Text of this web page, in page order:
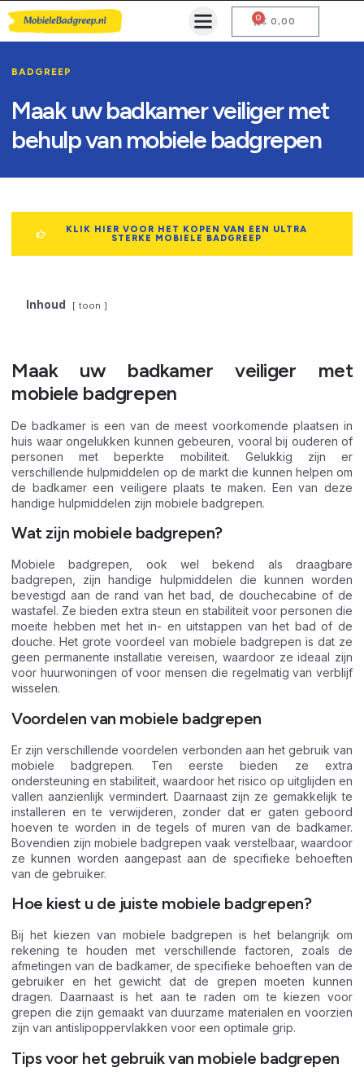
€ 0,00
0
BADGREEP
Maak uw badkamer veiliger met
behulp van mobiele badgrepen
KLIK HIER VOOR HET KOPEN VAN EEN ULTRA
STERKE MOBIELE BADGREEP
Inhoud toon
Maak uw badkamer veiliger met
mobiele badgrepen
De badkamer is een van de meest voorkomende plaatsen in
huis waar ongelukken kunnen gebeuren, vooral bij ouderen of
personen met beperkte mobiliteit. Gelukkig zijn er
verschillende hulpmiddelen op de markt die kunnen helpen om
de badkamer een veiligere plaats te maken. Een van deze
handige hulpmiddelen zijn mobiele badgrepen.
Wat zijn mobiele badgrepen?
Mobiele badgrepen, ook wel bekend als draagbare
badgrepen, zijn handige hulpmiddelen die kunnen worden
bevestigd aan de rand van het bad, de douchecabine of de
wastafel. Ze bieden extra steun en stabiliteit voor personen die
moeite hebben met het in- en uitstappen van het bad of de
douche. Het grote voordeel van mobiele badgrepen is dat ze
geen permanente installatie vereisen, waardoor ze ideaal zijn
voor huurwoningen of voor mensen die regelmatig van verblijf
wisselen.
Voordelen van mobiele badgrepen
Er zijn verschillende voordelen verbonden aan het gebruik van
mobiele badgrepen. Ten eerste bieden ze extra
ondersteuning en stabiliteit, waardoor het risico op uitglijden en
vallen aanzienlijk vermindert. Daarnaast zijn ze gemakkelijk te
installeren en te verwijderen, zonder dat er gaten geboord
hoeven te worden in de tegels of muren van de badkamer.
Bovendien zijn mobiele badgrepen vaak verstelbaar, waardoor
ze kunnen worden aangepast aan de specifieke behoeften
van de gebruiker.
Hoe kiest u de juiste mobiele badgrepen?
Bij het kiezen van mobiele badgrepen is het belangrijk om
rekening te houden met verschillende factoren, zoals de
afmetingen van de badkamer, de specifieke behoeften van de
gebruiker en het gewicht dat de grepen moeten kunnen
dragen. Daarnaast is het aan te raden om te kiezen voor
grepen die zijn gemaakt van duurzame materialen en voorzien
zijn van antislipoppervlakken voor een optimale grip.
Tips voor het gebruik van mobiele badgrepen